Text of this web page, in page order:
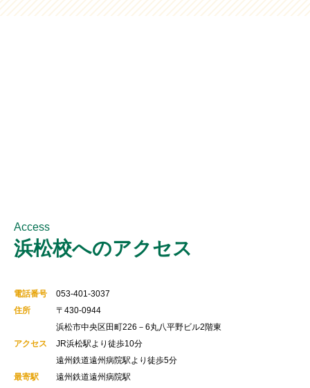
Access
浜松校へのアクセス
電話番号
053-401-3037
住所
〒430-0944
浜松市中央区田町226－6丸八平野ビル2階東
アクセス
JR浜松駅より徒歩10分
遠州鉄道遠州病院駅より徒歩5分
最寄駅
遠州鉄道遠州病院駅